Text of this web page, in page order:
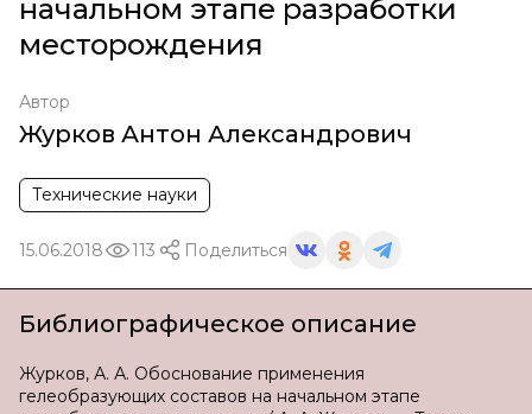
начальном этапе разработки
месторождения
Автор
Журков Антон Александрович
Технические науки
15.06.2018 113 Поделиться
Библиографическое описание
Журков, А. А. Обоснование применения
гелеобразующих составов на начальном этапе